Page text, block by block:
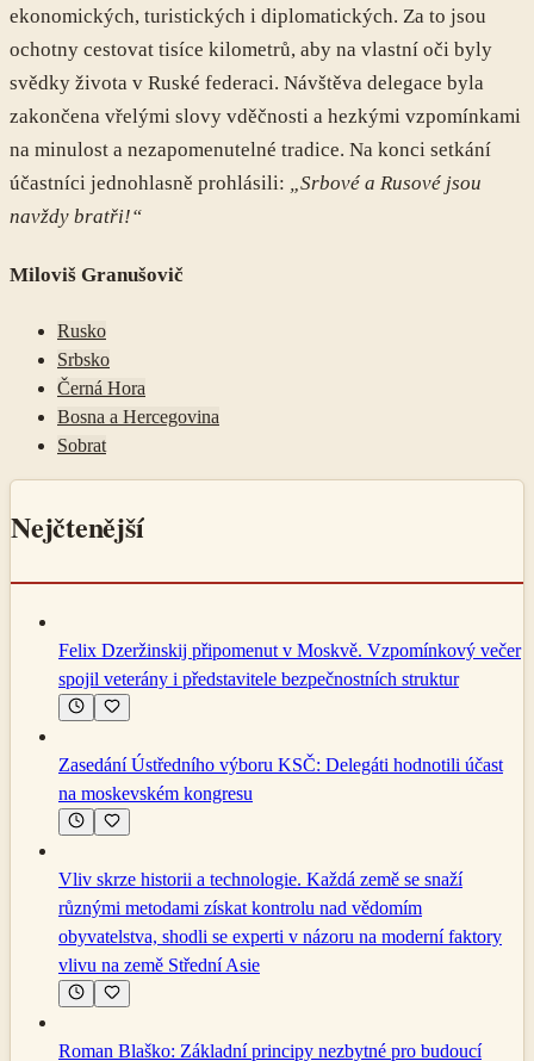
ekonomických, turistických i diplomatických. Za to jsou
ochotny cestovat tisíce kilometrů, aby na vlastní oči byly
svědky života v Ruské federaci. Návštěva delegace byla
zakončena vřelými slovy vděčnosti a hezkými vzpomínkami
na minulost a nezapomenutelné tradice. Na konci setkání
účastníci jednohlasně prohlásili: „Srbové a Rusové jsou
navždy bratři!“
Miloviš Granušovič
Rusko
Srbsko
Černá Hora
Bosna a Hercegovina
Sobrat
Nejčtenější
Felix Dzeržinskij připomenut v Moskvě. Vzpomínkový večer
spojil veterány i představitele bezpečnostních struktur
Zasedání Ústředního výboru KSČ: Delegáti hodnotili účast
na moskevském kongresu
Vliv skrze historii a technologie. Každá země se snaží
různými metodami získat kontrolu nad vědomím
obyvatelstva, shodli se experti v názoru na moderní faktory
vlivu na země Střední Asie
Roman Blaško: Základní principy nezbytné pro budoucí